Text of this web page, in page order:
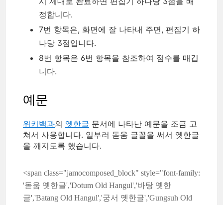
정합니다.
7번 항목은, 화면에 잘 나타내 주면, 편집기 하
나당 3점입니다.
8번 항목은 6번 항목을 참조하여 점수를 매깁
니다.
예문
위키백과의 옛한글 문서에 나타난 예문을 조금 고
쳐서 사용합니다. 일부러 돋움 글꼴을 써서 옛한글
을 깨지도록 했습니다.
<span class="jamocomposed_block" style="font-family:
'돋움 옛한글','Dotum Old Hangul','바탕 옛한
글','Batang Old Hangul','궁서 옛한글','Gungsuh Old